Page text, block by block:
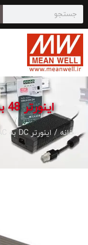
اینورتر 48 به 220 ولت 700 وات
خانه/اینورتر DC به AC